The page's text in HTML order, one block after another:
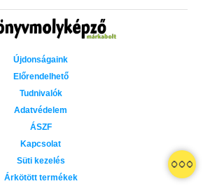
and Glory - Kegyelem és
(Az Előhírnök-trilógia
éldekorált kiadás!
Bad Girl Reputation
lány (Avalon Bay 2.)
Elle Kennedy
Újdonságaink
Előrendelhető
Tudnivalók
Adatvédelem
ÁSZF
Kapcsolat
Süti kezelés
Árkötött termékek